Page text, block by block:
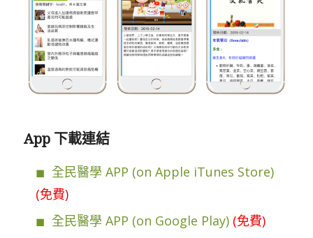
App 下載連結
全民醫學 APP (on Apple iTunes Store)
(免費)
全民醫學 APP (on Google Play) (免費)